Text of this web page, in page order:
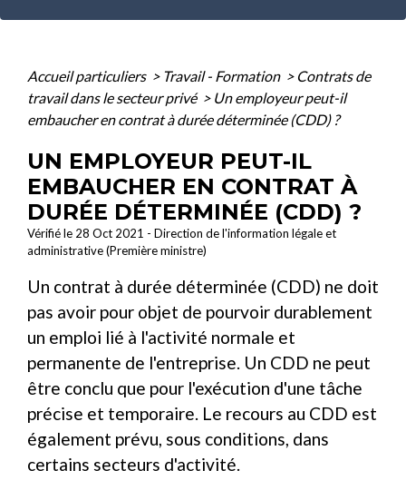
Accueil particuliers > Travail - Formation > Contrats de
travail dans le secteur privé > Un employeur peut-il
embaucher en contrat à durée déterminée (CDD) ?
UN EMPLOYEUR PEUT-IL
EMBAUCHER EN CONTRAT À
DURÉE DÉTERMINÉE (CDD) ?
Vérifié le 28 Oct 2021 - Direction de l'information légale et
administrative (Première ministre)
Un contrat à durée déterminée (CDD) ne doit
pas avoir pour objet de pourvoir durablement
un emploi lié à l'activité normale et
permanente de l'entreprise. Un CDD ne peut
être conclu que pour l'exécution d'une tâche
précise et temporaire. Le recours au CDD est
également prévu, sous conditions, dans
certains secteurs d'activité.